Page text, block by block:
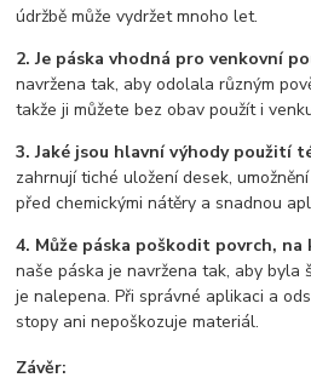
údržbě může vydržet mnoho let.
2. Je páska vhodná pro venkovní
navržena tak, aby odolala různým
takže ji můžete bez obav použít i
3. Jaké jsou hlavní výhody použití
zahrnují tiché uložení desek,
před chemickými nátěry a snadnou
4. Může páska poškodit povrch, na
naše páska je navržena tak, aby byla
je nalepena. Při správné aplikaci a
stopy ani nepoškozuje materiál.
Závěr: